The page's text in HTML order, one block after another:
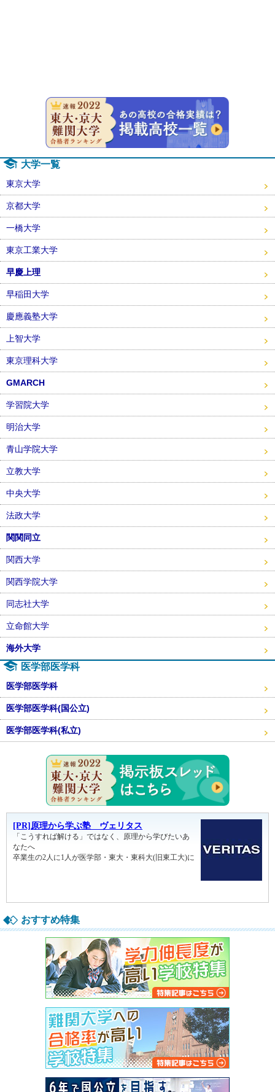
大学一覧
東京大学
京都大学
一橋大学
東京工業大学
早慶上理
早稲田大学
慶應義塾大学
上智大学
東京理科大学
GMARCH
学習院大学
明治大学
青山学院大学
立教大学
中央大学
法政大学
関関同立
関西大学
関西学院大学
同志社大学
立命館大学
海外大学
医学部医学科
医学部医学科
医学部医学科(国公立)
医学部医学科(私立)
おすすめ特集